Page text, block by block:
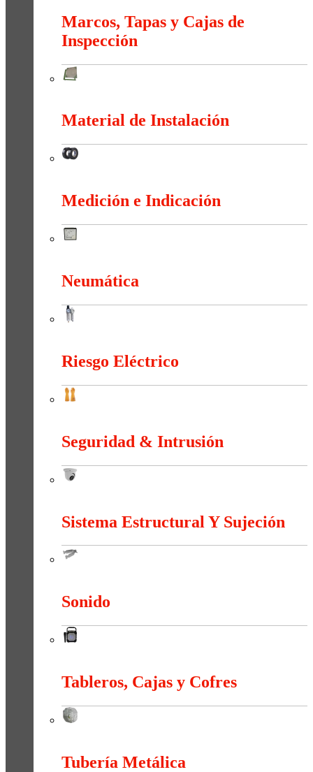
Marcos, Tapas y Cajas de
Inspección
Material de Instalación
Medición e Indicación
Neumática
Riesgo Eléctrico
Seguridad & Intrusión
Sistema Estructural Y Sujeción
Sonido
Tableros, Cajas y Cofres
Tubería Metálica